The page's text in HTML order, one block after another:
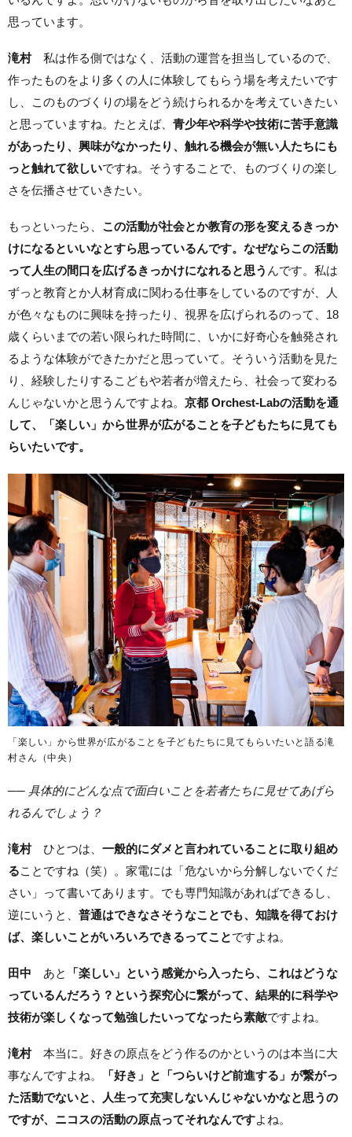
思っています。
滝村私は作る側ではなく、活動の運営を担当しているので、
作ったものをより多くの人に体験してもらう場を考えたいです
し、このものづくりの場をどう続けられるかを考えていきたい
と思っていますね。たとえば、 青少年や科学や技術に苦手意識
があったり、興味がなかったり、触れる機会が無い人たちにも
っと触れて欲しいですね。そうすることで、ものづくりの楽し
さを伝播させていきたい。
もっといったら、 この活動が社会とか教育の形を変えるきっか
けになるといいなとすら思っているんです。なぜならこの活動
って人生の間口を広げるきっかけになれると思う んです。私は
ずっと教育とか人材育成に関わる仕事をしているのですが、人
が色々なものに興味を持ったり、視界を広げられるのって、18
歳くらいまでの若い限られた時間に、いかに好奇心を触発され
るような体験ができたかだと思っていて。そういう活動を見た
り、経験したりするこどもや若者が増えたら、社会って変わる
んじゃないかと思うんですよね。 京都 Orchest-Labの活動を通
して、「楽しい」から世界が広がることを子どもたちに見ても
らいたいです。
「楽しい」から世界が広がることを子どもたちに見てもらいたいと語る滝
村さん（中央）
── 具体的にどんな点で面白いことを若者たちに見せてあげら
れるんでしょう？
滝村ひとつは、 一般的にダメと言われていることに取り組め
ることですね（笑）。家電には「危ないから分解しないでくだ
さい」って書いてあります。でも専門知識があればできるし、
逆にいうと、 普通はできなさそうなことでも、知識を得ておけ
ば、楽しいことがいろいろできるってことですよね。
田中 あと
「楽しい」という感覚から入ったら、これはどうな
っているんだろう？という探究心に繋がって、結果的に科学や
技術が楽しくなって勉強したいってなったら素敵ですよね。
滝村本当に。好きの原点をどう作るのかというのは本当に大
事なんですよね。
「好き」と「つらいけど前進する」が繋がっ
た活動でないと、人生って充実しないんじゃないかなと思うの
ですが、ニコスの活動の原点ってそれなんですよね。